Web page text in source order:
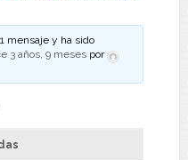
mensaje y ha sido
3 años, 9 meses por